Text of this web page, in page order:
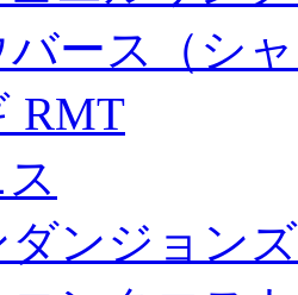
バース（シ
RMT
ンジョン